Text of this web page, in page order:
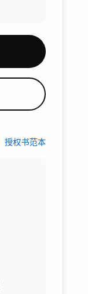
授权书范本